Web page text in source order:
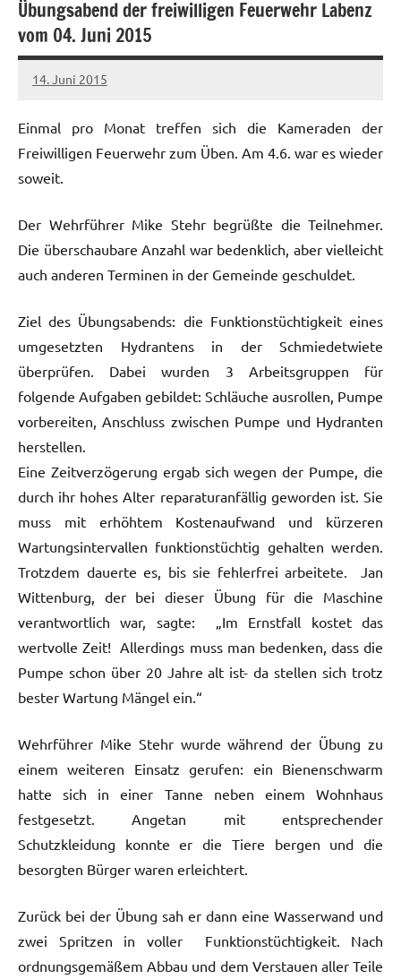
Übungsabend der freiwilligen Feuerwehr Labenz
vom 04. Juni 2015
14. Juni 2015
Sven
Einmal pro Monat treffen sich die Kameraden der
Freiwilligen Feuerwehr zum Üben. Am 4.6. war es wieder
soweit.
Der Wehrführer Mike Stehr begrüßte die Teilnehmer.
Die überschaubare Anzahl war bedenklich, aber vielleicht
auch anderen Terminen in der Gemeinde geschuldet.
Ziel des Übungsabends: die Funktionstüchtigkeit eines
umgesetzten Hydrantens in der Schmiedetwiete
überprüfen. Dabei wurden 3 Arbeitsgruppen für
folgende Aufgaben gebildet: Schläuche ausrollen, Pumpe
vorbereiten, Anschluss zwischen Pumpe und Hydranten
herstellen.
Eine Zeitverzögerung ergab sich wegen der Pumpe, die
durch ihr hohes Alter reparaturanfällig geworden ist. Sie
muss mit erhöhtem Kostenaufwand und kürzeren
Wartungsintervallen funktionstüchtig gehalten werden.
Trotzdem dauerte es, bis sie fehlerfrei arbeitete. Jan
Wittenburg, der bei dieser Übung für die Maschine
verantwortlich war, sagte: „Im Ernstfall kostet das
wertvolle Zeit! Allerdings muss man bedenken, dass die
Pumpe schon über 20 Jahre alt ist- da stellen sich trotz
bester Wartung Mängel ein.“
Wehrführer Mike Stehr wurde während der Übung zu
einem weiteren Einsatz gerufen: ein Bienenschwarm
hatte sich in einer Tanne neben einem Wohnhaus
festgesetzt. Angetan mit entsprechender
Schutzkleidung konnte er die Tiere bergen und die
besorgten Bürger waren erleichtert.
Zurück bei der Übung sah er dann eine Wasserwand und
zwei Spritzen in voller Funktionstüchtigkeit. Nach
ordnungsgemäßem Abbau und dem Verstauen aller Teile